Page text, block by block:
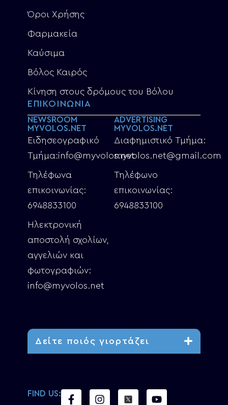
Όροι Χρήσης
Φαρμακεία
Καύσιμα
Βόλος Καιρός
Κίνηση στους δρόμους του Βόλου
ΕΠΙΚΟΙΝΩΝΙΑ
NEWSROOM
MYVOLOS.NET
Ειδησεογραφικό
Τμήμα:info@myvolos.net
Τηλέφωνα
επικοινωνίας:
6948833100
Ηλεκτρονική
αποστολή σχολίων,
αγγελιών και
φωτογραφιών:
info@myvolos.net
ADVERTISING
MYVOLOS.NET
Διαφημιστικό Τμήμα:
myvolos.net@gmail.com
Τηλέφωνο
επικοινωνίας:
6948833100
Δείτε ποιός γιορτάζει
FIND US: